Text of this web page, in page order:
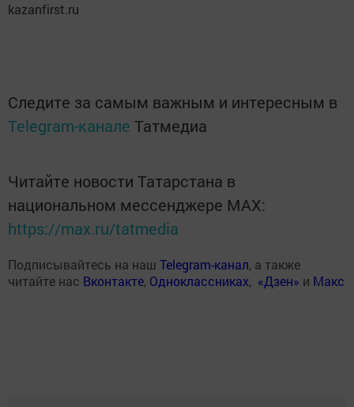
kazanfirst.ru
Следите за самым важным и интересным в
Telegram-канале Татмедиа
Читайте новости Татарстана в
национальном мессенджере MАХ:
https://max.ru/tatmedia
Подписывайтесь на наш Telegram-канал, а также
читайте нас Вконтакте, Одноклассниках, «Дзен» и Макс